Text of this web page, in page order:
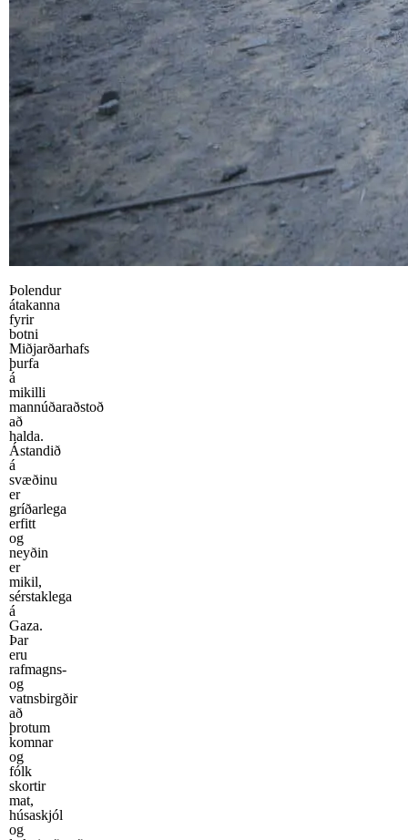
Þolendur
átakanna
fyrir
botni
Miðjarðarhafs
þurfa
á
mikilli
mannúðaraðstoð
að
halda.
Ástandið
á
svæðinu
er
gríðarlega
erfitt
og
neyðin
er
mikil,
sérstaklega
á
Gaza.
Þar
eru
rafmagns-
og
vatnsbirgðir
að
þrotum
komnar
og
fólk
skortir
mat,
húsaskjól
og